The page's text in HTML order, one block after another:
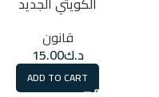
قانون
د.ك15.00
ADD TO CART